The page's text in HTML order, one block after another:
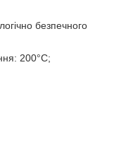
безпечного
200°C;